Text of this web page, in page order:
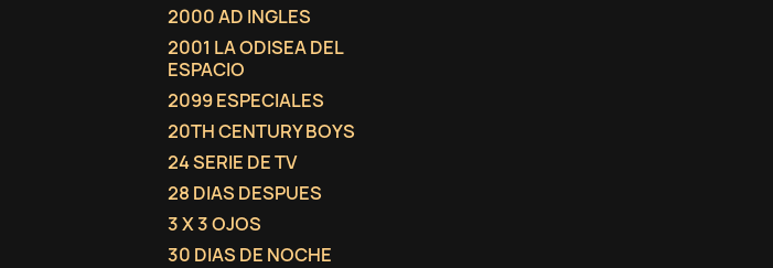
2000 AD INGLES
2001 LA ODISEA DEL
ESPACIO
2099 ESPECIALES
20TH CENTURY BOYS
24 SERIE DE TV
28 DIAS DESPUES
3 X 3 OJOS
30 DIAS DE NOCHE